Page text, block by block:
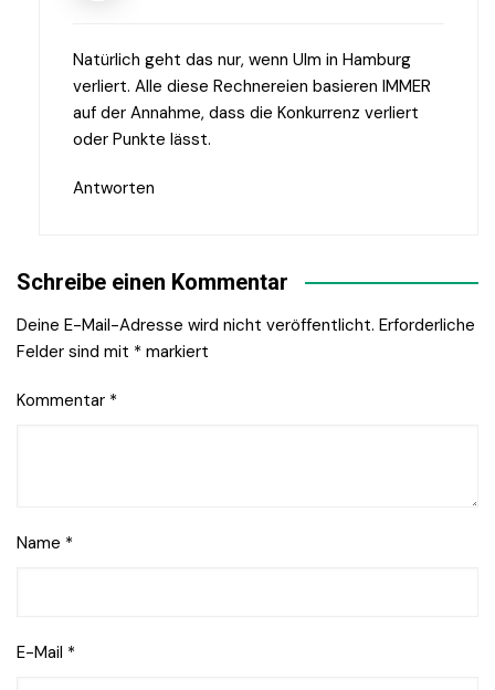
Natürlich geht das nur, wenn Ulm in Hamburg
verliert. Alle diese Rechnereien basieren IMMER
auf der Annahme, dass die Konkurrenz verliert
oder Punkte lässt.
Antworten
Schreibe einen Kommentar
Deine E-Mail-Adresse wird nicht veröffentlicht. Erforderliche
Felder sind mit * markiert
Kommentar *
Name *
E-Mail *